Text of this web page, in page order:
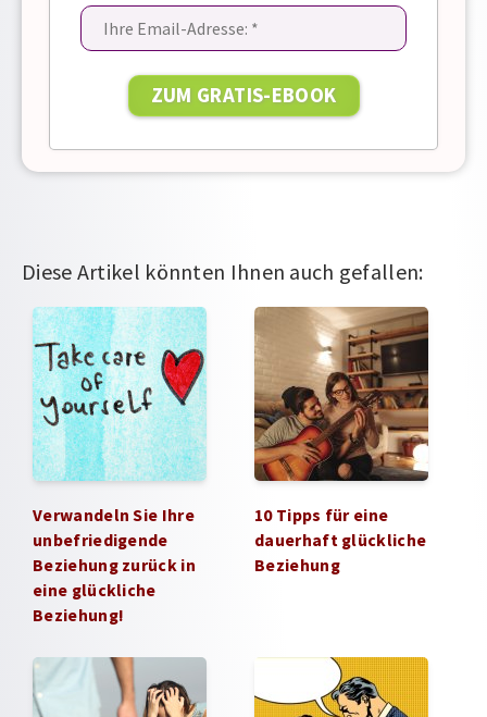
Diese Artikel könnten Ihnen auch gefallen:
Verwandeln Sie Ihre
unbefriedigende
Beziehung zurück in
eine glückliche
Beziehung!
10 Tipps für eine
dauerhaft glückliche
Beziehung